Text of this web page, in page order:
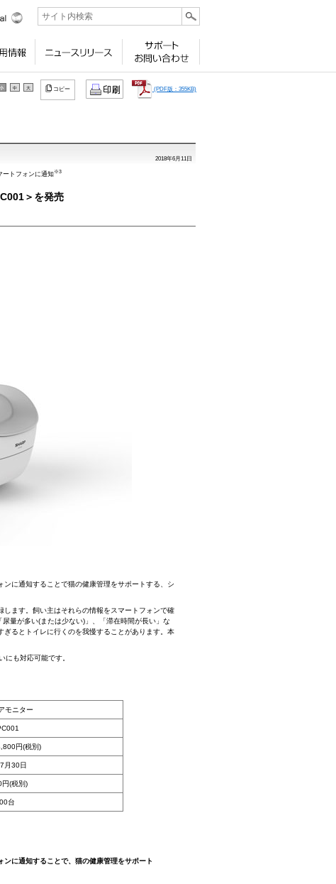
ニュースリリース
小 中 大 コピー (PDF版：355KB)
2018年6月11日
ートフォンに通知※3
＞を発売
に通知することで猫の健康管理をサポートする、シ
ます。飼い主はそれらの情報をスマートフォンで確
尿量が多い(または少ない)」、「滞在時間が長い」な
るとトイレに行くのを我慢することがあります。本
も対応可能です。
モニター
円(税別)
月30日
円(税別)
台
に通知することで、猫の健康管理をサポート